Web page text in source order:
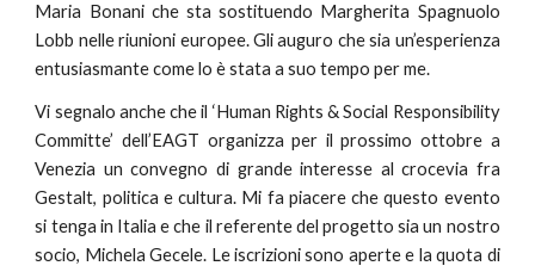
Maria Bonani che sta sostituendo Margherita Spagnuolo
Lobb nelle riunioni europee. Gli auguro che sia un’esperienza
entusiasmante come lo è stata a suo tempo per me.
Vi segnalo anche che il ‘Human Rights & Social Responsibility
Committe’ dell’EAGT organizza per il prossimo ottobre a
Venezia un convegno di grande interesse al crocevia fra
Gestalt, politica e cultura. Mi fa piacere che questo evento
si tenga in Italia e che il referente del progetto sia un nostro
socio, Michela Gecele. Le iscrizioni sono aperte e la quota di